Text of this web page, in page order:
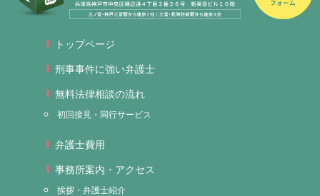
トップページ
刑事事件に強い弁護士
無料法律相談の流れ
初回接見・同行サービス
弁護士費用
事務所案内・アクセス
挨拶・弁護士紹介